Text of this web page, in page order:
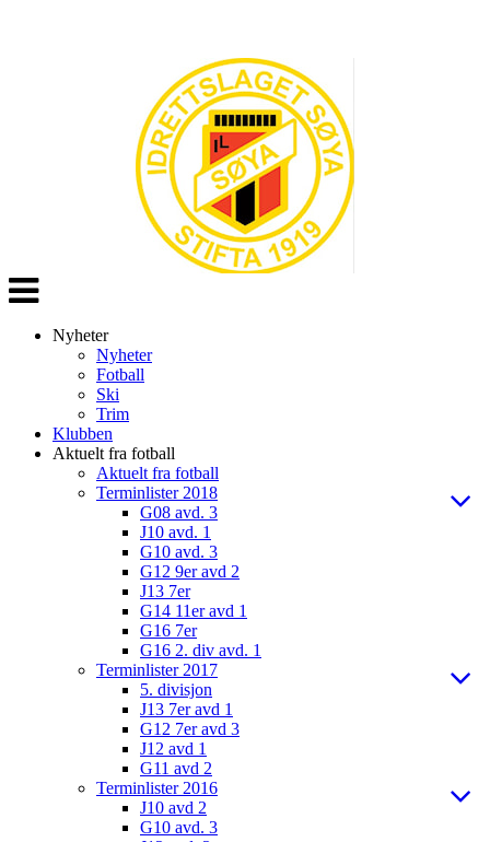
Veksle
navigasjon
Nyheter
Nyheter
Fotball
Ski
Trim
Klubben
Aktuelt fra fotball
Aktuelt fra fotball
Terminlister 2018
G08 avd. 3
J10 avd. 1
G10 avd. 3
G12 9er avd 2
J13 7er
G14 11er avd 1
G16 7er
G16 2. div avd. 1
Terminlister 2017
5. divisjon
J13 7er avd 1
G12 7er avd 3
J12 avd 1
G11 avd 2
Terminlister 2016
J10 avd 2
G10 avd. 3